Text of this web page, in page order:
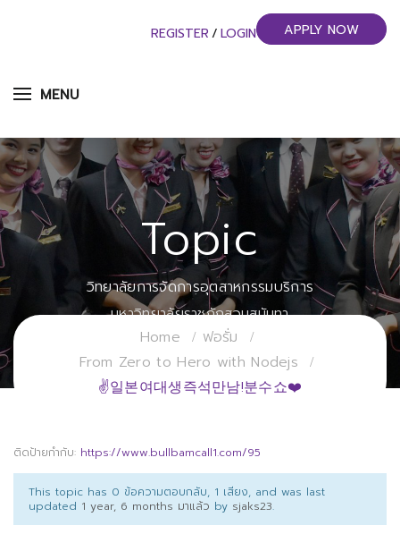
MENU
REGISTER / LOGIN APPLY NOW
Topic
วิทยาลัยการจัดการอุตสาหกรรมบริการ
มหาวิทยาลัยราชภัฏสวนสุนันทา
Home
ฟอรั่ม
From Zero to Hero with Nodejs
✌일본여대생즉석만남!분수쇼❤️
ติดป้ายกำกับ: https://www.bullbamcall1.com/95
This topic has 0 ข้อความตอบกลับ, 1 เสียง, and was last
updated 1 year, 6 months มาแล้ว by sjaks23.